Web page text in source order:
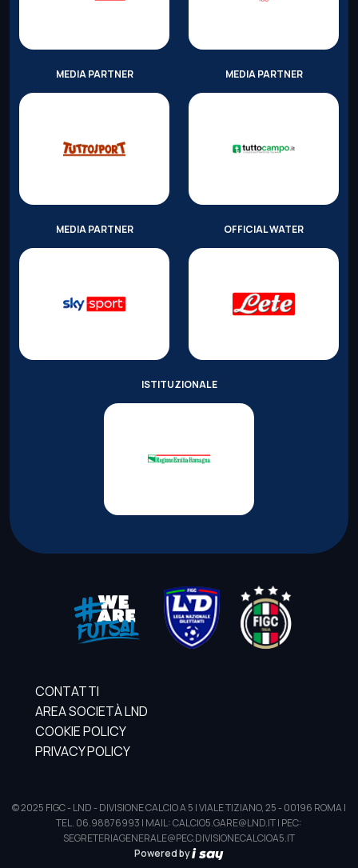
MEDIA PARTNER MEDIA PARTNER
MEDIA PARTNER OFFICIAL WATER
ISTITUZIONALE
CONTATTI
AREA SOCIETÀ LND
COOKIE POLICY
PRIVACY POLICY
© 2025 FIGC - LND - DIVISIONE CALCIO A 5 | VIALE TIZIANO, 25 - 00196 ROMA |
TEL. 06.98876993 | MAIL: CALCIO5.GARE@LND.IT | PEC:
SEGRETERIAGENERALE@PEC.DIVISIONECALCIOA5.IT
Powered by